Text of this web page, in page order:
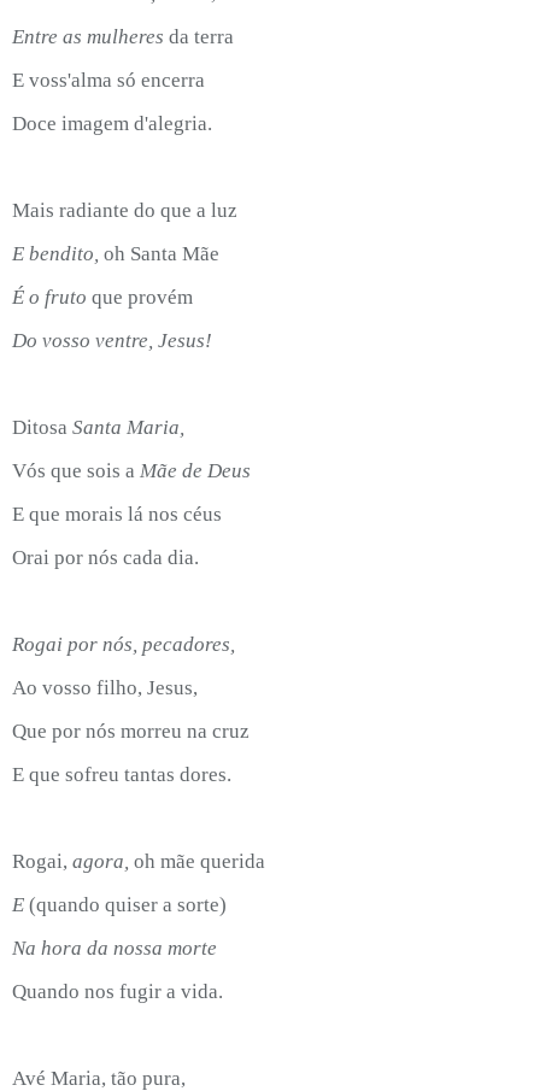
Entre as mulheres da terra
E voss'alma só encerra
Doce imagem d'alegria.
Mais radiante do que a luz
E bendito, oh Santa Mãe
É o fruto que provém
Do vosso ventre, Jesus!
Ditosa Santa Maria,
Vós que sois a Mãe de Deus
E que morais lá nos céus
Orai por nós cada dia.
Rogai por nós, pecadores,
Ao vosso filho, Jesus,
Que por nós morreu na cruz
E que sofreu tantas dores.
Rogai, agora, oh mãe querida
E (quando quiser a sorte)
Na hora da nossa morte
Quando nos fugir a vida.
Avé Maria, tão pura,